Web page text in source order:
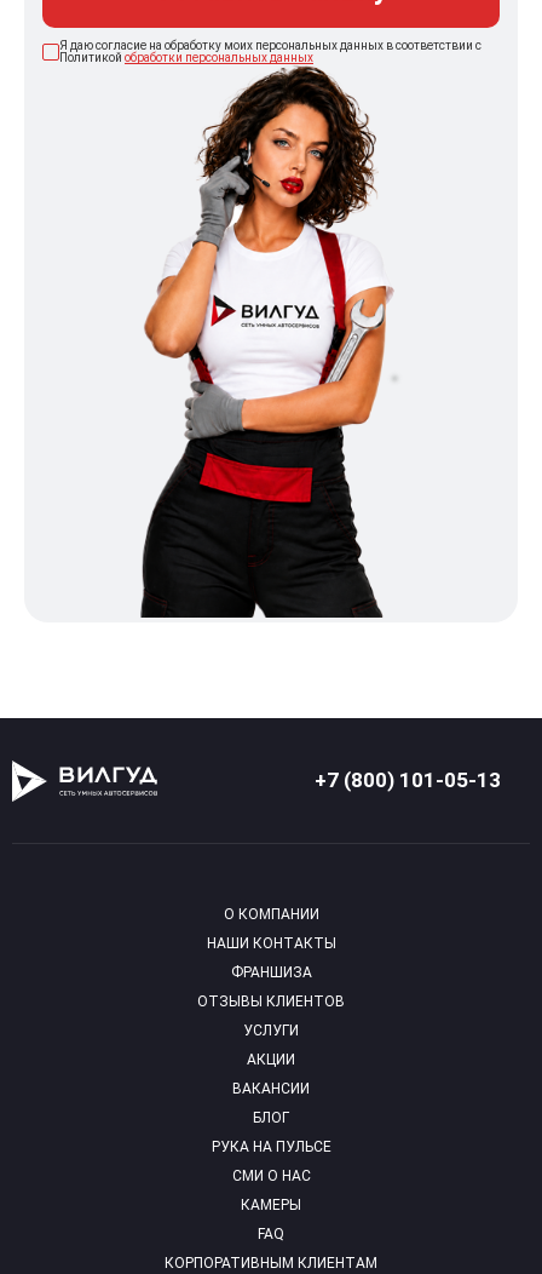
Я даю согласие на обработку моих персональных данных в соответствии с
Политикой обработки персональных данных
+7 (800) 101-05-13
О КОМПАНИИ
НАШИ КОНТАКТЫ
ФРАНШИЗА
ОТЗЫВЫ КЛИЕНТОВ
УСЛУГИ
АКЦИИ
ВАКАНСИИ
БЛОГ
РУКА НА ПУЛЬСЕ
СМИ О НАС
КАМЕРЫ
FAQ
КОРПОРАТИВНЫМ КЛИЕНТАМ